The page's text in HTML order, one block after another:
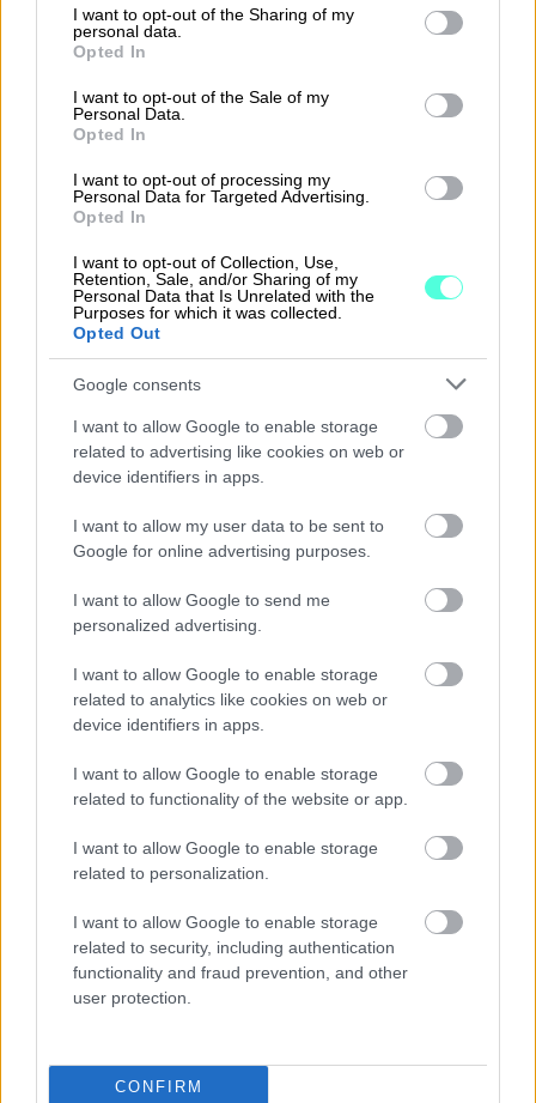
not limited to your visit or usage behaviour. You may click to
grant or deny consent to Google and its third-party tags to
use your data for below specified purposes in below Google
consent section.
I want to opt-out of the Sharing of my
personal data.
Opted In
I want to opt-out of the Sale of my
Personal Data.
Opted In
I want to opt-out of processing my
Personal Data for Targeted Advertising.
Opted In
I want to opt-out of Collection, Use,
Retention, Sale, and/or Sharing of my
Personal Data that Is Unrelated with the
Purposes for which it was collected.
Opted Out
Google consents
I want to allow Google to enable storage
related to advertising like cookies on web or
device identifiers in apps.
I want to allow my user data to be sent to
Google for online advertising purposes.
I want to allow Google to send me
personalized advertising.
I want to allow Google to enable storage
related to analytics like cookies on web or
device identifiers in apps.
I want to allow Google to enable storage
related to functionality of the website or app.
I want to allow Google to enable storage
related to personalization.
I want to allow Google to enable storage
related to security, including authentication
functionality and fraud prevention, and other
user protection.
CONFIRM
400 juristien laatimaa asiakirjamallia.
Ratkaisut
Procountor Solo
Sopimuskone
Procountor Tallennus
Procountor Toiminnanohjaus
Tutustu ohjelmistoihin
Tutustu Procountoriin
Tutustu Procountor Soloon